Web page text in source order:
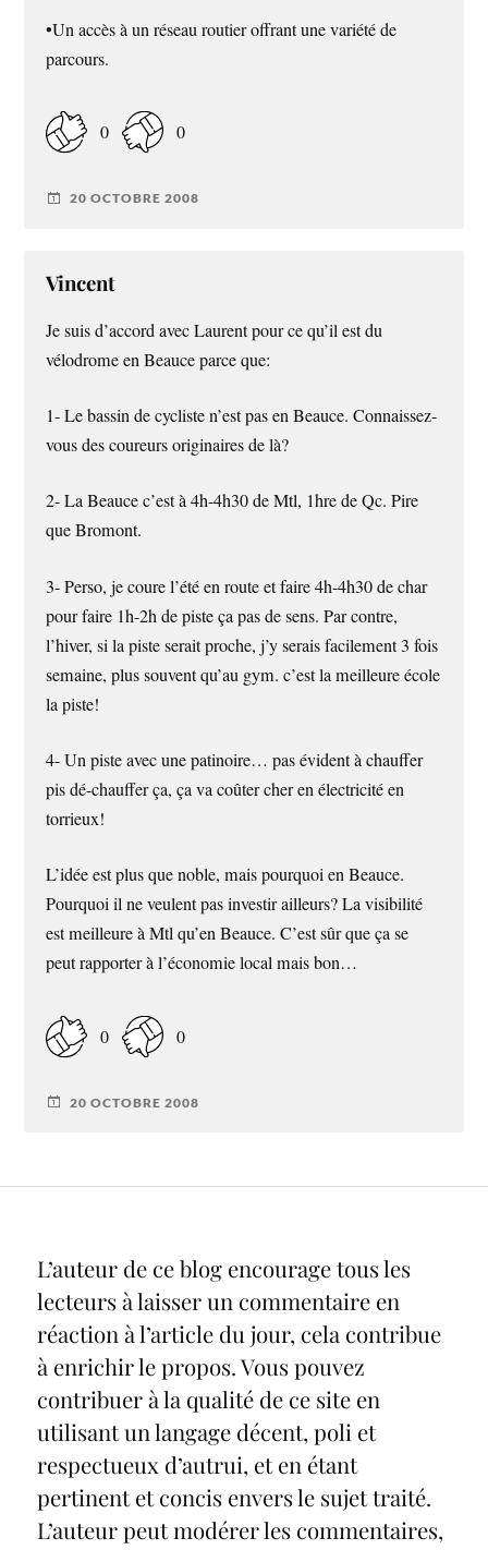
•Un accès à un réseau routier offrant une variété de
parcours.
0 0
20 OCTOBRE 2008
Vincent
Je suis d’accord avec Laurent pour ce qu’il est du
vélodrome en Beauce parce que:
1- Le bassin de cycliste n’est pas en Beauce. Connaissez-
vous des coureurs originaires de là?
2- La Beauce c’est à 4h-4h30 de Mtl, 1hre de Qc. Pire
que Bromont.
3- Perso, je coure l’été en route et faire 4h-4h30 de char
pour faire 1h-2h de piste ça pas de sens. Par contre,
l’hiver, si la piste serait proche, j’y serais facilement 3 fois
semaine, plus souvent qu’au gym. c’est la meilleure école
la piste!
4- Un piste avec une patinoire… pas évident à chauffer
pis dé-chauffer ça, ça va coûter cher en électricité en
torrieux!
L’idée est plus que noble, mais pourquoi en Beauce.
Pourquoi il ne veulent pas investir ailleurs? La visibilité
est meilleure à Mtl qu’en Beauce. C’est sûr que ça se
peut rapporter à l’économie local mais bon…
0 0
20 OCTOBRE 2008
L’auteur de ce blog encourage tous les
lecteurs à laisser un commentaire en
réaction à l’article du jour, cela contribue
à enrichir le propos. Vous pouvez
contribuer à la qualité de ce site en
utilisant un langage décent, poli et
respectueux d’autrui, et en étant
pertinent et concis envers le sujet traité.
L’auteur peut modérer les commentaires,